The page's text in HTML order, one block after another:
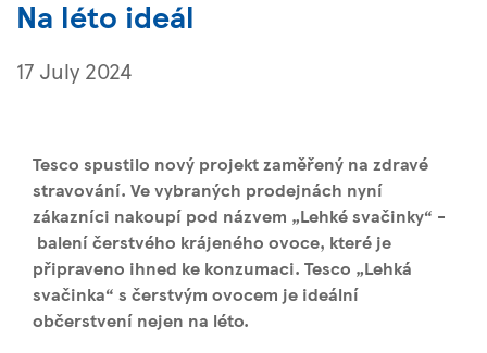
Na léto ideál
17 July 2024
Tesco spustilo nový projekt zaměřený na zdravé
stravování. Ve vybraných prodejnách nyní
zákazníci nakoupí pod názvem „Lehké svačinky“ -
balení čerstvého krájeného ovoce, které je
připraveno ihned ke konzumaci. Tesco „Lehká
svačinka“ s čerstvým ovocem je ideální
občerstvení nejen na léto.